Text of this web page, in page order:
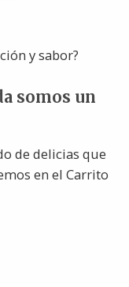
y sabor?
somos un
de delicias que
en el Carrito